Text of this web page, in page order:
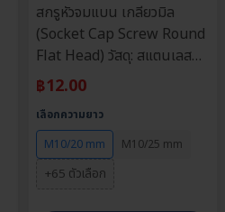
สกรูหัวจมแบน เกลียวมิล
(Socket Cap Screw Round
Flat Head) วัสดุ: สแตนเลส
304 | ขนาด M3, M4, M5,
M6, M8, M10 | ความยาว: 4-
90 มม. | จำหน่ายราคาต่อตัว
฿12.00
เลือกความยาว
M10/20 mm
M10/25 mm
+65 ตัวเลือก